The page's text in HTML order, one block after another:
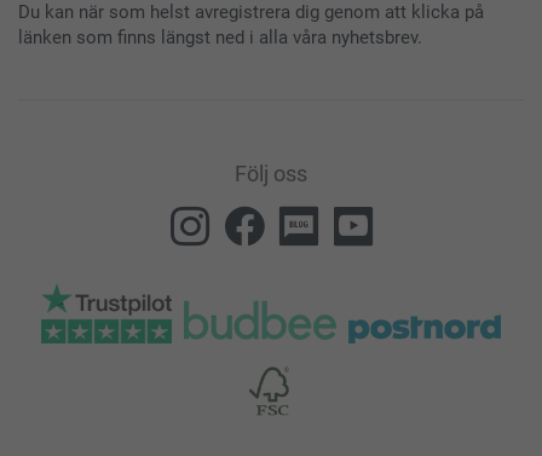
Du kan när som helst avregistrera dig genom att klicka på
länken som finns längst ned i alla våra nyhetsbrev.
Följ oss